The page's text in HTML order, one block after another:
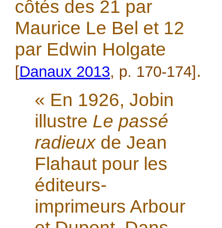
côtés des 21 par
Maurice Le Bel et 12
par Edwin Holgate
[Danaux 2013, p. 170-174] .
« En 1926, Jobin
illustre Le passé
radieuxde Jean
Flahaut pour les
éditeurs-
imprimeurs Arbour